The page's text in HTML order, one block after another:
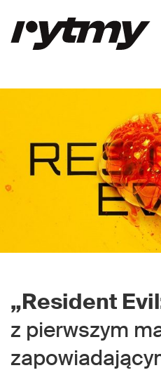
„Resident
z pierwszym